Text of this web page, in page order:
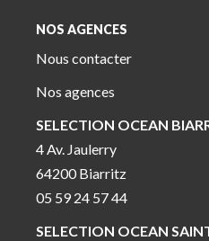
NOS AGENCES
Nous contacter
Nos agences
SELECTION OCEAN
4 Av. Jaulerry
64200 Biarritz
05 59 24 57 44
SELECTION OCEAN